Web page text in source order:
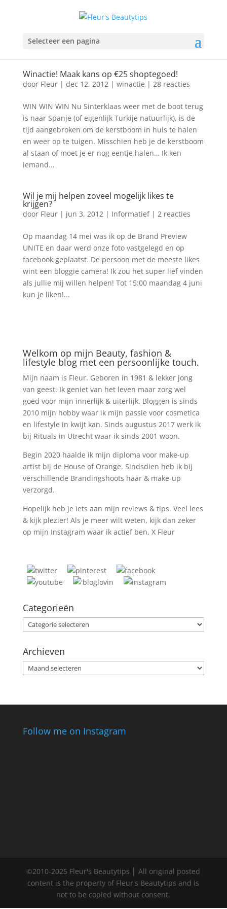
Selecteer een pagina
Winactie! Maak kans op €25 shoptegoed!
door Fleur| dec 12, 2012| winactie | 28 reacties
WIN WIN WIN Nu Sinterklaas weer met de boot terug
is naar Spanje (of eigenlijk Turkije natuurlijk), is de
tijd aangebroken om de kerstboom in huis te halen
en weer op te tuigen. Misschien heb je de kerstboom
al staan of moet je er nog eentje halen… Ik ken
iemand...
Wil je mij helpen zoveel mogelijk likes te
krijgen?
door Fleur| jun 3, 2012| Informatief| 2 reacties
Op maandag 14 mei was ik op de Brand Preview
UNITE en daar werd onze foto vastgelegd en op
facebook geplaatst. De persoon met de meeste likes
wint een bloggie camera! Ik zou het super lief vinden
als jullie mij willen helpen! Tot 15:00 maandag 4 juni
kun je liken!...
Welkom op mijn Beauty, fashion &
lifestyle blog met een persoonlijke touch.
Mijn naam is Fleur. Geboren in 1981 & lekker jong
van geest. Ik geniet van het leven maar zorg wel
goed voor mijn innerlijk & uiterlijk. Bloggen is sinds
2010 mijn hobby waar ik mijn passie voor cosmetica
en lifestyle in kwijt kan. Sinds augustus 2017 werk ik
bij Rituals in Utrecht waar ik sinds 2001 woon.
Begin 2020 haalde ik mijn diploma voor make-up
artist bij de House of Orange. Sindsdien heb ik bij
verschillende Brandingshoots haar & make-up
verzorgd.
Hopelijk heb je iets aan mijn reviews & tips. Veel lees
& kijk plezier! Als je meer wilt weten, kijk dan zeker
op mijn Instagram waar ik actief ben, X Fleur
Categorieën
Categorieën
Archieven
Archieven
Follow me on Instagram
©2010-2025 Fleur's Beautytips │ All original posted
content is the property of Fleur's Beautytips and is
not to be copied without consent.